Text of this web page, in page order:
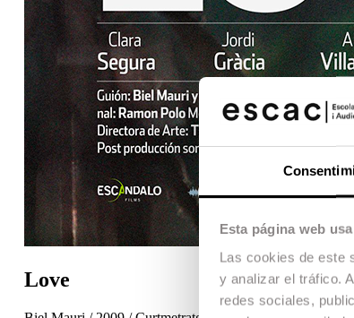
Esta página web
Las cookies de este
y analizar el tráfico.
redes sociales,
Love